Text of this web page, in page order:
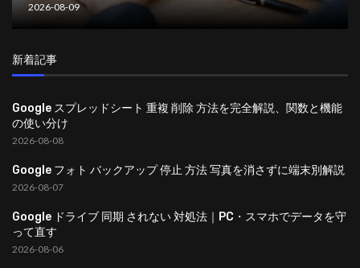
2026-08-09
新着記事
Google スプレッドシート 重複 削除 方法を完全解説、関数と機能
の使い分け
2026-08-08
Google フォト バックアップ 停止 方法 写真を消さずに端末別解説
2026-08-07
Google ドライブ 同期 されない 対処法｜PC・スマホでデータを守
って直す
2026-08-06